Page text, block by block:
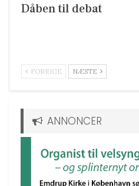
Dåben til debat
FORRIGE NÆSTE
ANNONCER